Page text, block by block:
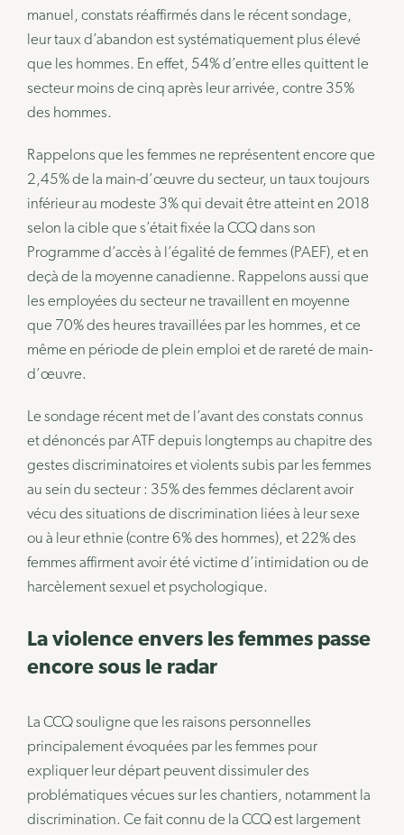
manuel, constats réaffirmés dans le récent sondage,
leur taux d’abandon est systématiquement plus élevé
que les hommes. En effet, 54% d’entre elles quittent le
secteur moins de cinq après leur arrivée, contre 35%
des hommes.
Rappelons que les femmes ne représentent encore que
2,45% de la main-d’œuvre du secteur, un taux toujours
inférieur au modeste 3% qui devait être atteint en 2018
selon la cible que s’était fixée la CCQ dans son
Programme d’accès à l’égalité de femmes (PAEF), et en
deçà de la moyenne canadienne. Rappelons aussi que
les employées du secteur ne travaillent en moyenne
que 70% des heures travaillées par les hommes, et ce
même en période de plein emploi et de rareté de main-
d’œuvre.
Le sondage récent met de l’avant des constats connus
et dénoncés par ATF depuis longtemps au chapitre des
gestes discriminatoires et violents subis par les femmes
au sein du secteur : 35% des femmes déclarent avoir
vécu des situations de discrimination liées à leur sexe
ou à leur ethnie (contre 6% des hommes), et 22% des
femmes affirment avoir été victime d’intimidation ou de
harcèlement sexuel et psychologique.
La violence envers les femmes passe
encore sous le radar
La CCQ souligne que les raisons personnelles
principalement évoquées par les femmes pour
expliquer leur départ peuvent dissimuler des
problématiques vécues sur les chantiers, notamment la
discrimination. Ce fait connu de la CCQ est largement